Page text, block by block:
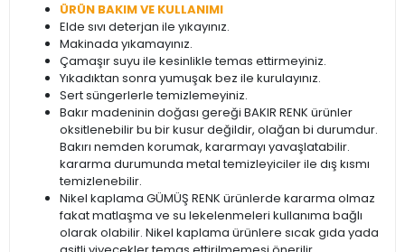
ÜRÜN BAKIM VE KULLANIMI
Elde sıvı deterjan ile yıkayınız.
Makinada yıkamayınız.
Çamaşır suyu ile kesinlikle temas ettirmeyiniz.
Yıkadıktan sonra yumuşak bez ile kurulayınız.
Sert süngerlerle temizlemeyiniz.
Bakır madeninin doğası gereği BAKIR RENK ürünler
oksitlenebilir bu bir kusur değildir, olağan bi durumdur.
Bakırı nemden korumak, kararmayı yavaşlatabilir.
kararma durumunda metal temizleyiciler ile dış kısmı
temizlenebilir.
Nikel kaplama GÜMÜŞ RENK ürünlerde kararma olmaz
fakat matlaşma ve su lekelenmeleri kullanıma bağlı
olarak olabilir. Nikel kaplama ürünlere sıcak gıda yada